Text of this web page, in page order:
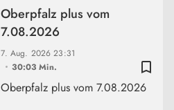
bookmark_border
7. Aug. 202623:31
30:03 Min.
Oberpfalz plus vom
7.08.2026
Oberpfalz plus vom 7.08.2026